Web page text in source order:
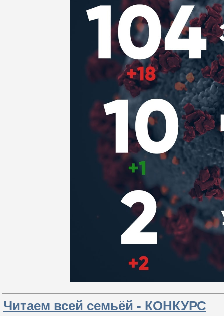
Читаем всей семьёй - КОНКУРС